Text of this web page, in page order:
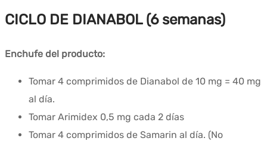
CICLO DE DIANABOL (6 semanas)
Enchufe del producto:
Tomar 4 comprimidos de Dianabol de 10 mg = 40 mg
al día.
Tomar Arimidex 0,5 mg cada 2 días
Tomar 4 comprimidos de Samarin al día. (No